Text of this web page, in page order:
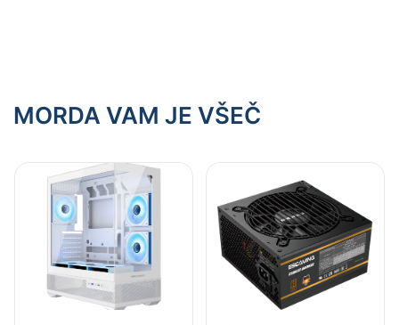
MORDA VAM JE VŠEČ